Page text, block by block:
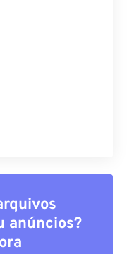
anúncios?